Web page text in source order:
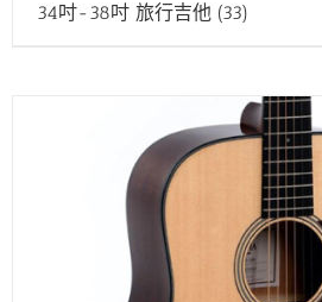
34吋-38吋 旅行吉他 (33)